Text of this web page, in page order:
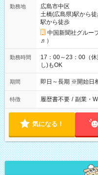
勤務地
広島市中区
土橋(広島県)駅から
駅から徒歩
中国新聞社グルー
♬）
勤務時間
17：00～23：00（
し)もOK
期間 即日～長期 ※開始日
特徴 履歴書不要 / 副業・
気になる！